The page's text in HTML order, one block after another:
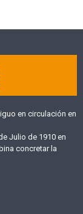
en circulación en
Julio de 1910 en
concretar la